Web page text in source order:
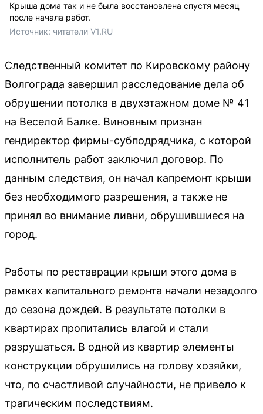
Крыша дома так и не была восстановлена спустя месяц
после начала работ.
Источник: читатели V1.RU
Следственный комитет по Кировскому району
Волгограда завершил расследование дела об
обрушении потолка в двухэтажном доме № 41
на Веселой Балке. Виновным признан
гендиректор фирмы-субподрядчика, с которой
исполнитель работ заключил договор. По
данным следствия, он начал капремонт крыши
без необходимого разрешения, а также не
принял во внимание ливни, обрушившиеся на
город.
Работы по реставрации крыши этого дома в
рамках капитального ремонта начали незадолго
до сезона дождей. В результате потолки в
квартирах пропитались влагой и стали
разрушаться. В одной из квартир элементы
конструкции обрушились на голову хозяйки,
что, по счастливой случайности, не привело к
трагическим последствиям.